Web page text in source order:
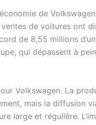
de
de voitures ont
de 8,55 millions
qui dépassent à
Volkswagen. La
mais la diffusion
large et régulière.